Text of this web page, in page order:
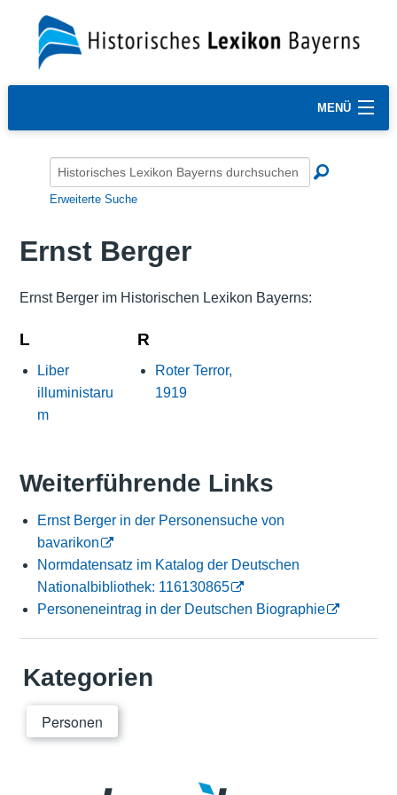
MENÜ
Erweiterte Suche
Ernst Berger
Ernst Berger im Historischen Lexikon Bayerns:
L
Liber
illuministaru
m
R
Roter Terror,
1919
Weiterführende Links
Ernst Berger in der Personensuche von
bavarikon
Normdatensatz im Katalog der Deutschen
Nationalbibliothek: 116130865
Personeneintrag in der Deutschen Biographie
Kategorien
Personen